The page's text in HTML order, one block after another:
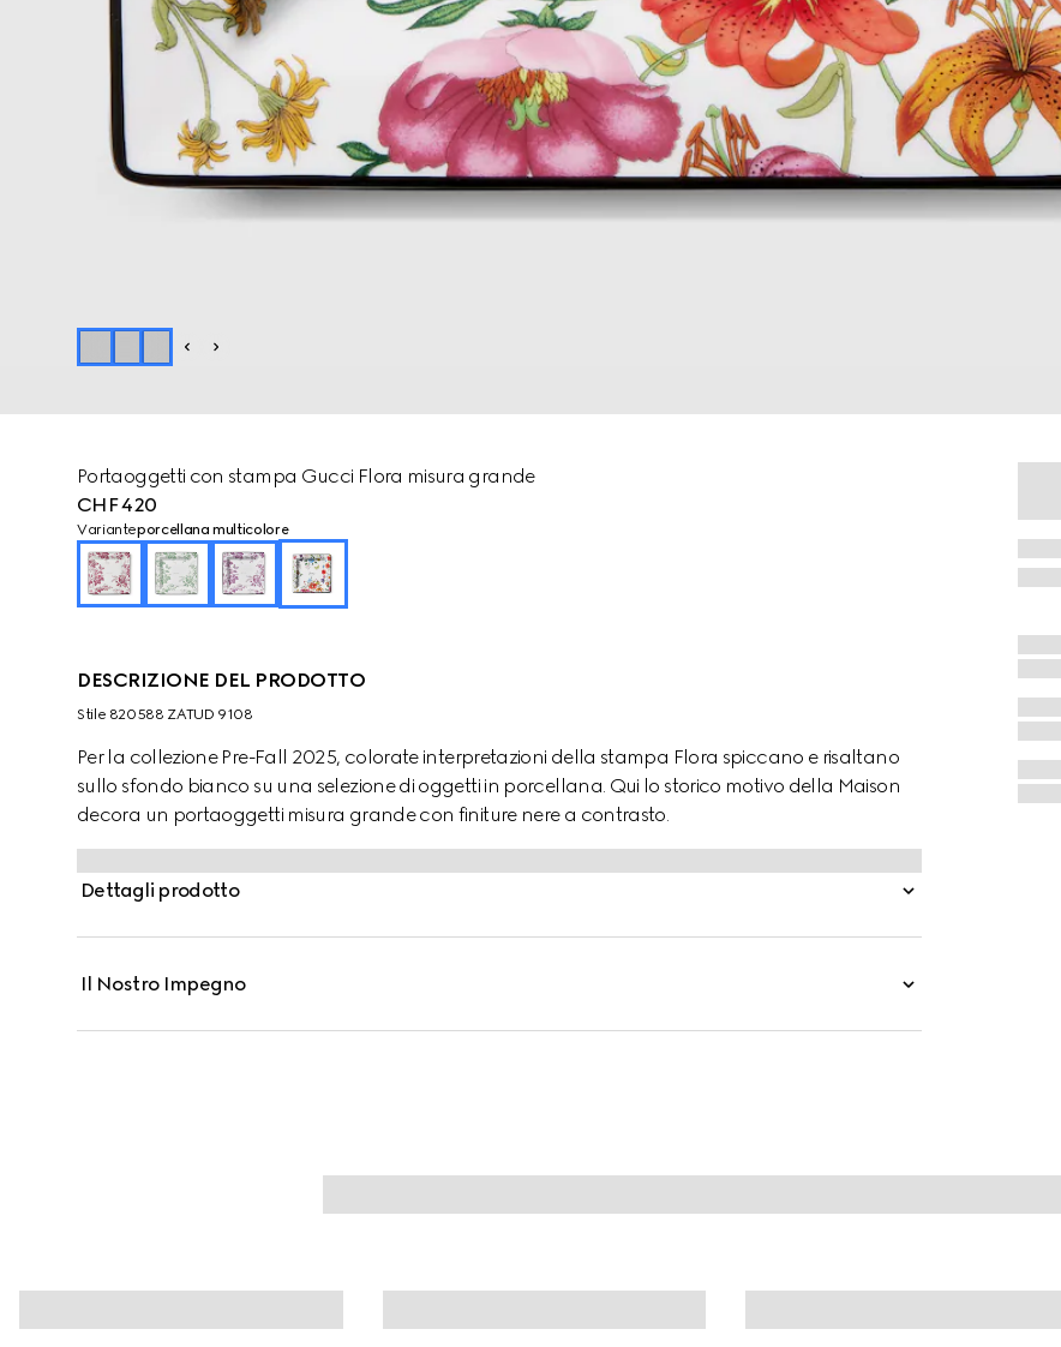
Portaoggetti con stampa Gucci Flora misura grande
CHF 420
Varianteporcellana multicolore
DESCRIZIONE DEL PRODOTTO
Stile ‎820588 ZATUD 9108
Per la collezione Pre-Fall 2025, colorate interpretazioni della stampa Flora spiccano e risaltano
sullo sfondo bianco su una selezione di oggetti in porcellana. Qui lo storico motivo della Maison
decora un portaoggetti misura grande con finiture nere a contrasto.
Dettagli prodotto
Il Nostro Impegno